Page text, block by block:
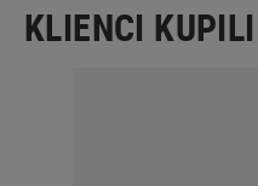
KLIENCI